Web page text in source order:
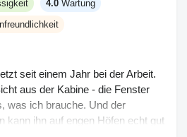
schön reingehauen, kein Scherz –
man bekommt, wofür man zahlt.
Fahrerhaus ist kein Luxus, aber
Ersatzteile sind nicht immer
hatte ich noch nicht. Für
das Budget im Auge behalten.
4.0 Wartung
seit einem Jahr bei der Arbeit.
aus der Kabine - die Fenster
was ich brauche. Und der
kann ihn auf engen Höfen echt gut